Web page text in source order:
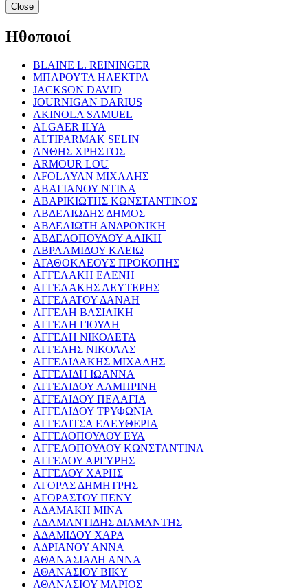
Close
Ηθοποιοί
BLAINE L. REININGER
ΜΠΑΡΟΥΤΑ ΗΛΕΚΤΡΑ
JACKSON DAVID
JOURNIGAN DARIUS
AKINOLA SAMUEL
ALGAER ILYA
ALTIPARMAK SELIN
ΆΝΘΗΣ ΧΡΗΣΤΟΣ
ARMOUR LOU
AFOLAYAN ΜΙΧΑΛΗΣ
ΑΒΑΓΙΑΝΟΥ ΝΤΙΝΑ
ΑΒΑΡΙΚΙΩΤΗΣ ΚΩΝΣΤΑΝΤΙΝΟΣ
ΑΒΔΕΛΙΩΔΗΣ ΔΗΜΟΣ
ΑΒΔΕΛΙΩΤΗ ΑΝΔΡΟΝΙΚΗ
ΑΒΔΕΛΟΠΟΥΛΟΥ ΑΛΙΚΗ
ΑΒΡΑΑΜΙΔΟΥ ΚΛΕΙΩ
ΑΓΑΘΟΚΛΕΟΥΣ ΠΡΟΚΟΠΗΣ
ΑΓΓΕΛΑΚΗ ΕΛΕΝΗ
ΑΓΓΕΛΑΚΗΣ ΛΕΥΤΕΡΗΣ
ΑΓΓΕΛΑΤΟΥ ΔΑΝΑΗ
ΑΓΓΕΛΗ ΒΑΣΙΛΙΚΗ
ΑΓΓΕΛΗ ΓΙΟΥΛΗ
ΑΓΓΕΛΗ ΝΙΚΟΛΕΤΑ
ΑΓΓΕΛΗΣ ΝΙΚΟΛΑΣ
ΑΓΓΕΛΙΔΑΚΗΣ ΜΙΧΑΛΗΣ
ΑΓΓΕΛΙΔΗ ΙΩΑΝΝΑ
ΑΓΓΕΛΙΔΟΥ ΛΑΜΠΡΙΝΗ
ΑΓΓΕΛΙΔΟΥ ΠΕΛΑΓΙΑ
ΑΓΓΕΛΙΔΟΥ ΤΡΥΦΩΝΙΑ
ΑΓΓΕΛΙΤΣΑ ΕΛΕΥΘΕΡΙΑ
ΑΓΓΕΛΟΠΟΥΛΟΥ ΕΥΑ
ΑΓΓΕΛΟΠΟΥΛΟΥ ΚΩΝΣΤΑΝΤΙΝΑ
ΑΓΓΕΛΟΥ ΑΡΓΥΡΗΣ
ΑΓΓΕΛΟΥ ΧΑΡΗΣ
ΑΓΟΡΑΣ ΔΗΜΗΤΡΗΣ
ΑΓΟΡΑΣΤΟΥ ΠΕΝΥ
ΑΔΑΜΑΚΗ ΜΙΝΑ
ΑΔΑΜΑΝΤΙΔΗΣ ΔΙΑΜΑΝΤΗΣ
ΑΔΑΜΙΔΟΥ ΧΑΡΑ
ΑΔΡΙΑΝΟΥ ΑΝΝΑ
ΑΘΑΝΑΣΙΑΔΗ ΑΝΝΑ
ΑΘΑΝΑΣΙΟΥ ΒΙΚΥ
ΑΘΑΝΑΣΙΟΥ ΜΑΡΙΟΣ